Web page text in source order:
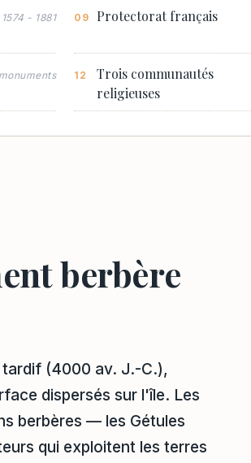
1574 - 1881 Protectorat français
Trois communautés
religieuses
berbère
tardif (4000 av. J.-C.),
dispersés sur l'île. Les
berbères — les Gétules
qui exploitent les terres